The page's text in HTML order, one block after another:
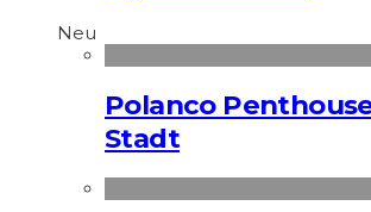
Neu
Polanco
Stadt